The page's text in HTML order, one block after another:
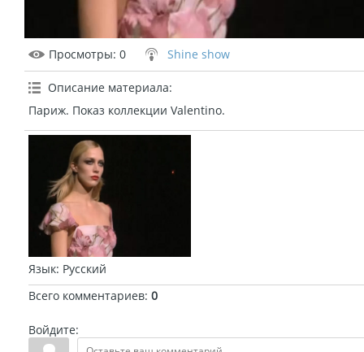
Просмотры: 0 Shine show
Описание материала:
Париж. Показ коллекции Valentino.
Язык: Русский
Всего комментариев: 0
Войдите: